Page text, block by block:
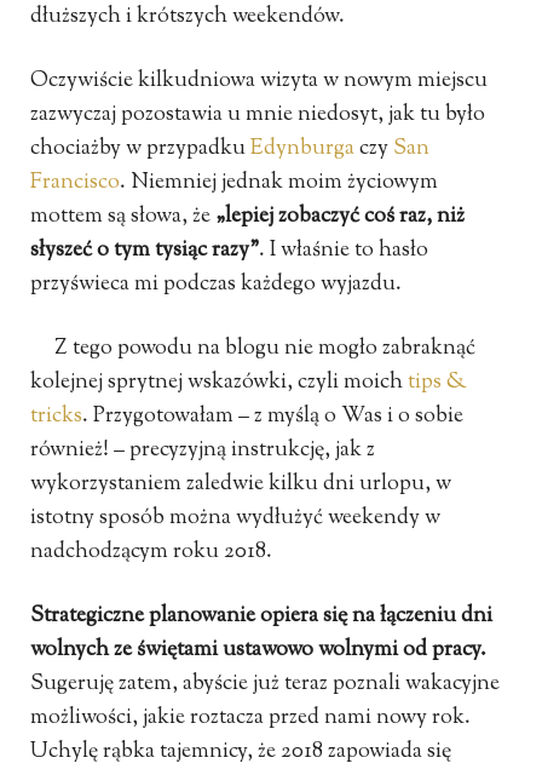
dłuższych i krótszych weekendów.
Oczywiście kilkudniowa wizyta w nowym miejscu
zazwyczaj pozostawia u mnie niedosyt, jak tu było
chociażby w przypadkuEdynburgaczySan
Francisco. Niemniej jednak moim życiowym
mottem są słowa, że„lepiej zobaczyć coś raz, niż
słyszeć o tym tysiąc razy”. I właśnie to hasło
przyświeca mi podczas każdego wyjazdu.
Z tego powodu na blogu nie mogło zabraknąć
kolejnej sprytnej wskazówki, czyli moichtips &
tricks. Przygotowałam – z myślą o Was i o sobie
również! – precyzyjną instrukcję, jak z
wykorzystaniem zaledwie kilku dni urlopu, w
istotny sposób można wydłużyć weekendy w
nadchodzącym roku 2018.
Strategiczne planowanie opiera się na łączeniu dni
wolnych ze świętami ustawowo wolnymi od pracy.
Sugeruję zatem, abyście już teraz poznali wakacyjne
możliwości, jakie roztacza przed nami nowy rok.
Uchylę rąbka tajemnicy, że 2018 zapowiada się